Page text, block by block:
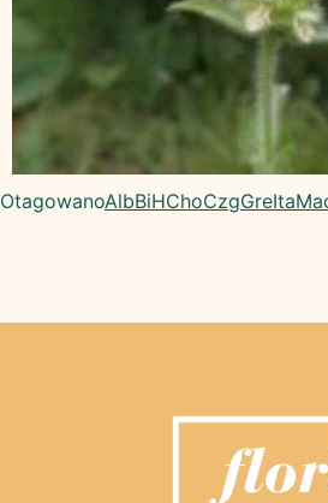
OtagowanoAlbBiHChoCzgGreIta